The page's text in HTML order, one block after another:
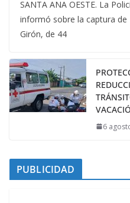
SANTA ANA OESTE. La
informó sobre la captura de
Girón, de 44
6
PUBLICIDAD